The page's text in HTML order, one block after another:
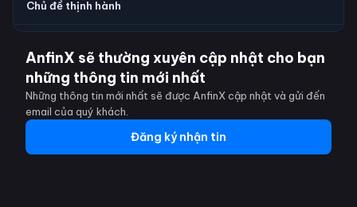
Chủ đề thịnh hành
AnfinX sẽ thường xuyên cập nhật cho bạn
những thông tin mới nhất
Những thông tin mới nhất sẽ được AnfinX cập nhật và gửi đến
email của quý khách.
Đăng ký nhận tin